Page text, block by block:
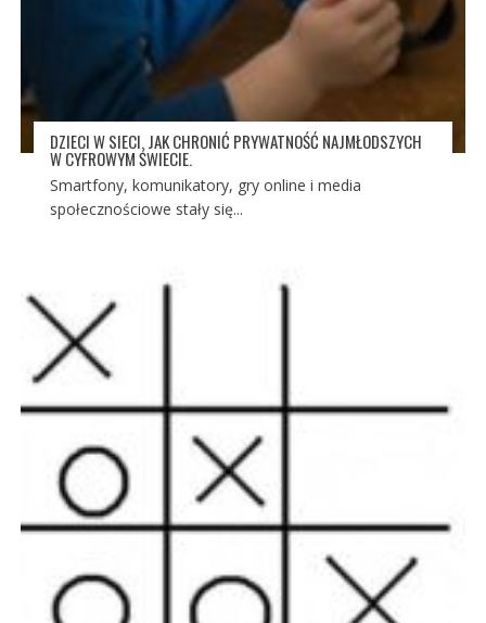
DZIECI W SIECI. JAK CHRONIĆ PRYWATNOŚĆ NAJMŁODSZYCH
W CYFROWYM ŚWIECIE.
Smartfony, komunikatory, gry online i media
społecznościowe stały się...